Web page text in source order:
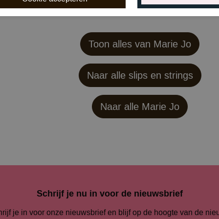
Toon alles van Marie Jo
Naar alle slips en strings
Naar alle Marie Jo
Schrijf je nu in voor de nieuwsbrief
je in voor onze nieuwsbrief en blijf op de hoogte van de